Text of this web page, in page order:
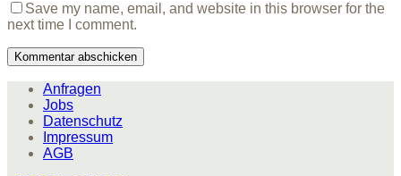
Save my name, email, and website in this browser for the
next time I comment.
Anfragen
Jobs
Datenschutz
Impressum
AGB